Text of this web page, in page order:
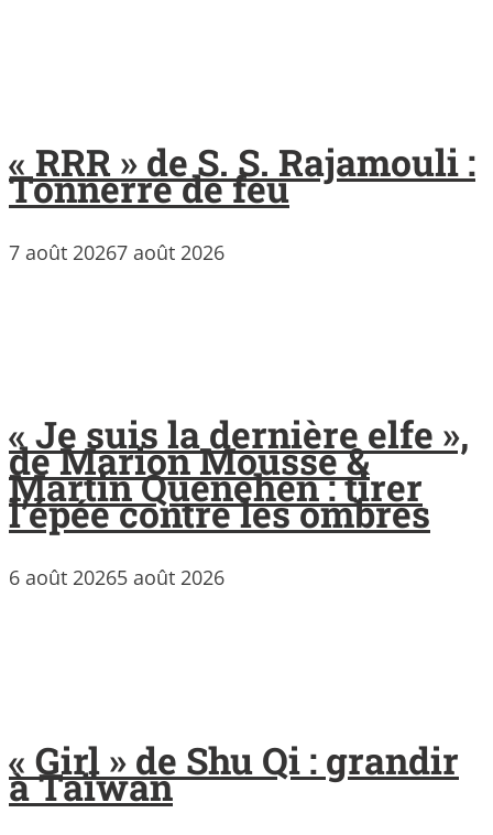
« RRR » de S. S. Rajamouli :
Tonnerre de feu
7 août 20267 août 2026
« Je suis la dernière elfe »,
de Marion Mousse &
Martin Quenehen : tirer
l’épée contre les ombres
6 août 20265 août 2026
« Girl » de Shu Qi : grandir
à Taïwan